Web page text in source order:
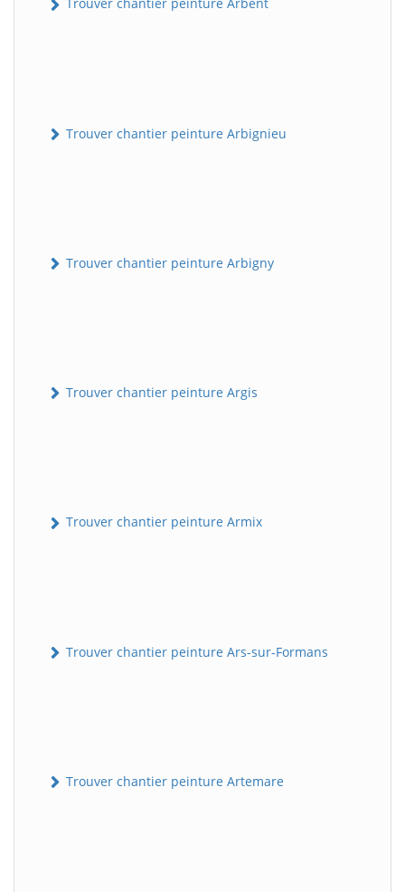
Trouver chantier peinture Arbignieu
Trouver chantier peinture Arbigny
Trouver chantier peinture Argis
Trouver chantier peinture Armix
Trouver chantier peinture Ars-sur-Formans
Trouver chantier peinture Artemare